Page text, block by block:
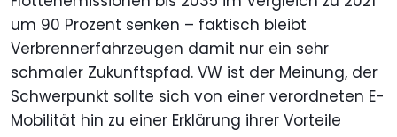
um 90 Prozent senken – faktisch bleibt
Verbrennerfahrzeugen damit nur ein sehr
schmaler Zukunftspfad. VW ist der Meinung, der
Schwerpunkt sollte sich von einer verordneten E-
Mobilität hin zu einer Erklärung ihrer Vorteile